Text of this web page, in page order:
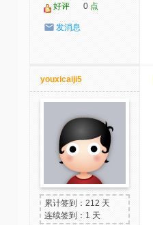
好评
0 点
发消息
youxicaiji5
累计签到：212 天
连续签到：1 天